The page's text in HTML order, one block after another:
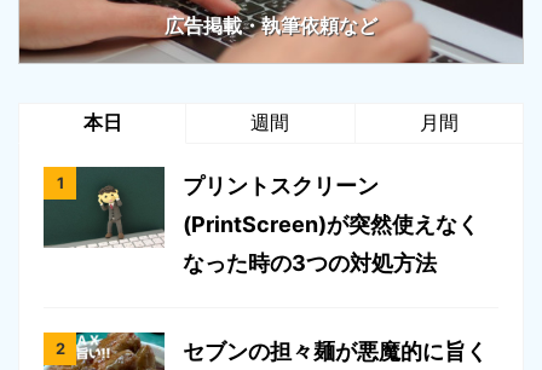
広告掲載・執筆依頼など
本日 週間 月間
プリントスクリーン
(PrintScreen)が突然使えなく
なった時の3つの対処方法
セブンの担々麺が悪魔的に旨く